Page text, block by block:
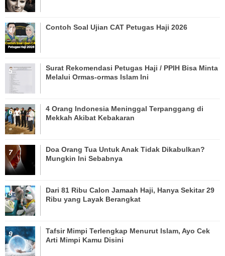
Contoh Soal Ujian CAT Petugas Haji 2026
Surat Rekomendasi Petugas Haji / PPIH Bisa Minta
Melalui Ormas-ormas Islam Ini
4 Orang Indonesia Meninggal Terpanggang di
Mekkah Akibat Kebakaran
Doa Orang Tua Untuk Anak Tidak Dikabulkan?
Mungkin Ini Sebabnya
Dari 81 Ribu Calon Jamaah Haji, Hanya Sekitar 29
Ribu yang Layak Berangkat
Tafsir Mimpi Terlengkap Menurut Islam, Ayo Cek
Arti Mimpi Kamu Disini